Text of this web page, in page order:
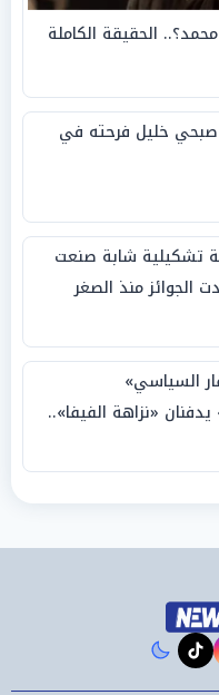
الحقيقة الكاملة
صبحي خليل فرحته في
تشكيلية شابة صنعت
الجوائز منذ الصغر
السياسي»
«نزاهة الفيفا»..
tiktok